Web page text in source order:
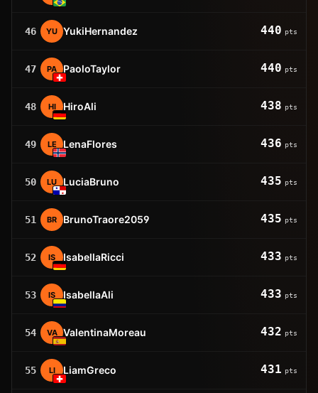
46 YU YukiHernandez 440 pts
47 PA PaoloTaylor 440 pts
48 HI HiroAli 438 pts
49 LE LenaFlores 436 pts
50 LU LuciaBruno 435 pts
51 BR BrunoTraore2059 435 pts
52 IS IsabellaRicci 433 pts
53 IS IsabellaAli 433 pts
54 VA ValentinaMoreau 432 pts
55 LI LiamGreco 431 pts